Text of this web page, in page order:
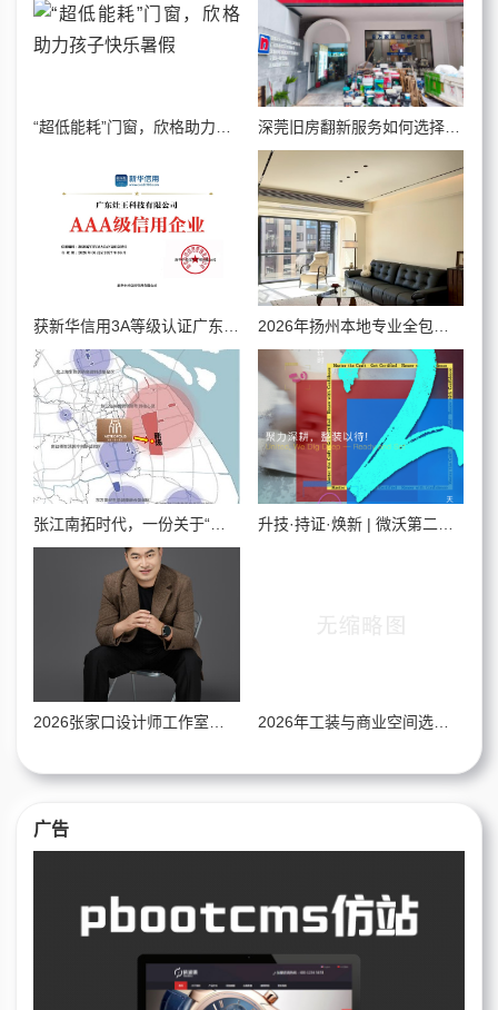
“超低能耗”门窗，欣格助力孩子快乐暑假 深莞旧房翻新服务如何选择？深圳市大崇德装饰企业能力全面解析
2026年工装与商业空间选材新标准：烟台板材企业工程服务能力全景
广告